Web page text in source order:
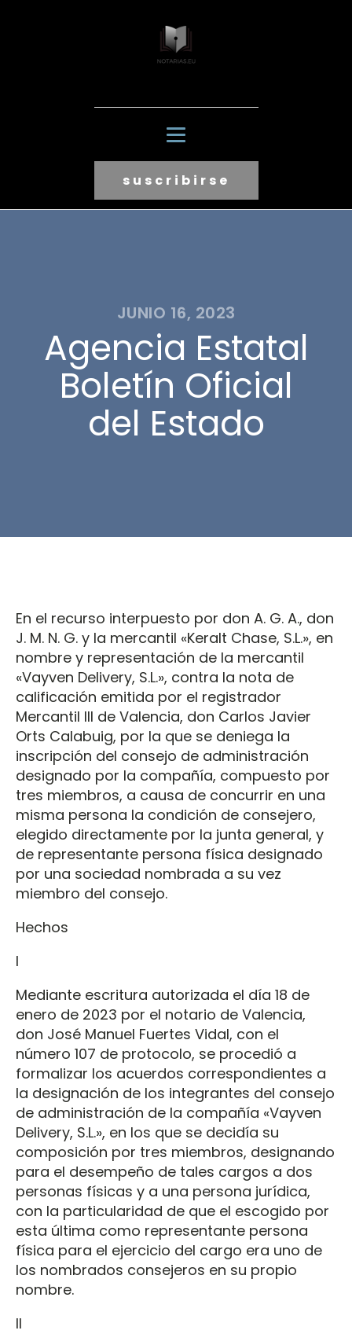
suscribirse
JUNIO 16, 2023
Agencia Estatal
Boletín Oficial
del Estado
En el recurso interpuesto por don A. G. A., don
J. M. N. G. y la mercantil «Keralt Chase, S.L.», en
nombre y representación de la mercantil
«Vayven Delivery, S.L.», contra la nota de
calificación emitida por el registrador
Mercantil III de Valencia, don Carlos Javier
Orts Calabuig, por la que se deniega la
inscripción del consejo de administración
designado por la compañía, compuesto por
tres miembros, a causa de concurrir en una
misma persona la condición de consejero,
elegido directamente por la junta general, y
de representante persona física designado
por una sociedad nombrada a su vez
miembro del consejo.
Hechos
I
Mediante escritura autorizada el día 18 de
enero de 2023 por el notario de Valencia,
don José Manuel Fuertes Vidal, con el
número 107 de protocolo, se procedió a
formalizar los acuerdos correspondientes a
la designación de los integrantes del consejo
de administración de la compañía «Vayven
Delivery, S.L.», en los que se decidía su
composición por tres miembros, designando
para el desempeño de tales cargos a dos
personas físicas y a una persona jurídica,
con la particularidad de que el escogido por
esta última como representante persona
física para el ejercicio del cargo era uno de
los nombrados consejeros en su propio
nombre.
II